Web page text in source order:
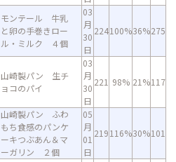
モンテール 牛乳
と卵の手巻きロー
ル・ミルク ４個
03
月
30
日
224100%36%275
山崎製パン 生チ
ョコのパイ
03
月
30
日
221 98% 21%117
山崎製パン ふわ
もち食感のパンケ
ーキつぶあん＆マ
ーガリン ２個
05
月
01
日
219116%30%101